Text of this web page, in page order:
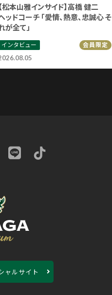
【松本山雅インサイド】高橋 健二
ッドコーチ 「愛情、熱意、忠誠心 そ
が全て」
インタビュー 会員限定
ャルサイト